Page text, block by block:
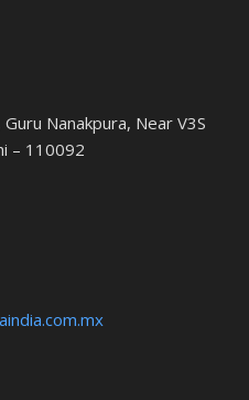
Nanakpura, Near V3S
– 110092